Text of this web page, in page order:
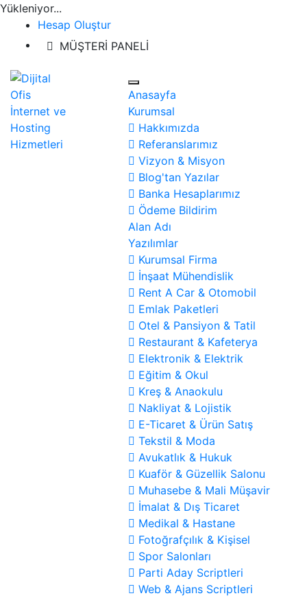
Yükleniyor...
Hesap Oluştur
MÜŞTERİ PANELİ
Anasayfa
Kurumsal
Hakkımızda
Referanslarımız
Vizyon & Misyon
Blog'tan Yazılar
Banka Hesaplarımız
Ödeme Bildirim
Alan Adı
Yazılımlar
Kurumsal Firma
İnşaat Mühendislik
Rent A Car & Otomobil
Emlak Paketleri
Otel & Pansiyon & Tatil
Restaurant & Kafeterya
Elektronik & Elektrik
Eğitim & Okul
Kreş & Anaokulu
Nakliyat & Lojistik
E-Ticaret & Ürün Satış
Tekstil & Moda
Avukatlık & Hukuk
Kuaför & Güzellik Salonu
Muhasebe & Mali Müşavir
İmalat & Dış Ticaret
Medikal & Hastane
Fotoğrafçılık & Kişisel
Spor Salonları
Parti Aday Scriptleri
Web & Ajans Scriptleri